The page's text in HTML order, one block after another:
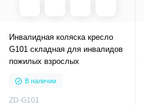
Инвалидная коляска кресло
G101 складная для инвалидов
пожилых взрослых
В наличии
ZD-G101